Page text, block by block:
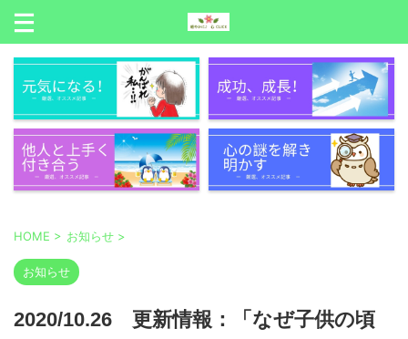
HOME > お知らせ >
お知らせ
2020/10.26 更新情報：「なぜ子供の頃